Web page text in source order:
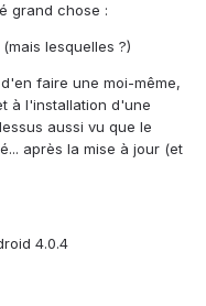
grand chose :
lesquelles ?)
faire une moi-même,
à l'installation d'une
aussi vu que le
après la mise à jour (et
4.0.4